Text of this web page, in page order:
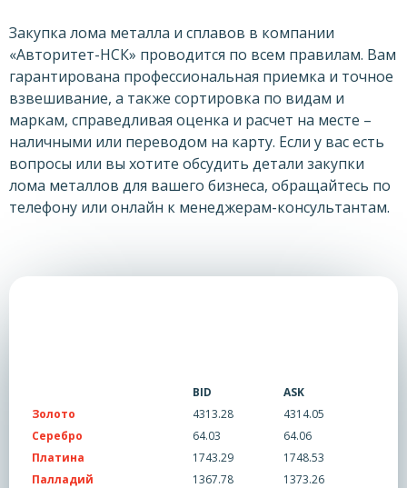
Закупка лома металла и сплавов в компании
«Авторитет-НСК» проводится по всем правилам. Вам
гарантирована профессиональная приемка и точное
взвешивание, а также сортировка по видам и
маркам, справедливая оценка и расчет на месте –
наличными или переводом на карту. Если у вас есть
вопросы или вы хотите обсудить детали закупки
лома металлов для вашего бизнеса, обращайтесь по
телефону или онлайн к менеджерам-консультантам.
BID
ASK
Золото
4313.28
4314.05
Серебро
64.03
64.06
Платина
1743.29
1748.53
Палладий
1367.78
1373.26